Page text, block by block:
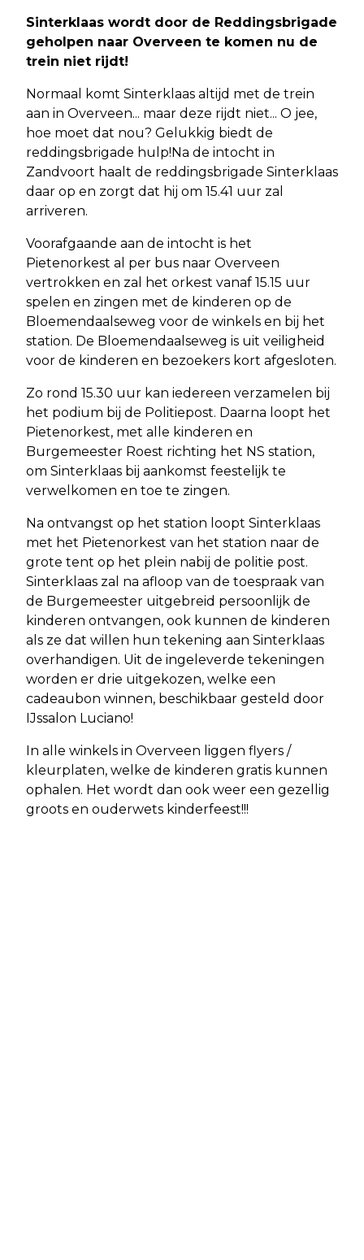
Sinterklaas wordt door de Reddingsbrigade
geholpen naar Overveen te komen nu de
trein niet rijdt!
Normaal komt Sinterklaas altijd met de trein
aan in Overveen... maar deze rijdt niet... O jee,
hoe moet dat nou? Gelukkig biedt de
reddingsbrigade hulp!Na de intocht in
Zandvoort haalt de reddingsbrigade Sinterklaas
daar op en zorgt dat hij om 15.41 uur zal
arriveren.
Voorafgaande aan de intocht is het
Pietenorkest al per bus naar Overveen
vertrokken en zal het orkest vanaf 15.15 uur
spelen en zingen met de kinderen op de
Bloemendaalseweg voor de winkels en bij het
station. De Bloemendaalseweg is uit veiligheid
voor de kinderen en bezoekers kort afgesloten.
Zo rond 15.30 uur kan iedereen verzamelen bij
het podium bij de Politiepost. Daarna loopt het
Pietenorkest, met alle kinderen en
Burgemeester Roest richting het NS station,
om Sinterklaas bij aankomst feestelijk te
verwelkomen en toe te zingen.
Na ontvangst op het station loopt Sinterklaas
met het Pietenorkest van het station naar de
grote tent op het plein nabij de politie post.
Sinterklaas zal na afloop van de toespraak van
de Burgemeester uitgebreid persoonlijk de
kinderen ontvangen, ook kunnen de kinderen
als ze dat willen hun tekening aan Sinterklaas
overhandigen. Uit de ingeleverde tekeningen
worden er drie uitgekozen, welke een
cadeaubon winnen, beschikbaar gesteld door
IJssalon Luciano!
In alle winkels in Overveen liggen flyers /
kleurplaten, welke de kinderen gratis kunnen
ophalen. Het wordt dan ook weer een gezellig
groots en ouderwets kinderfeest!!!